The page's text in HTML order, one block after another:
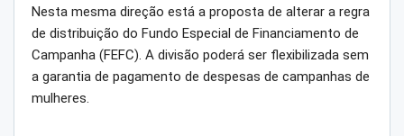
Nesta mesma direção está a proposta de alterar a regra
de distribuição do Fundo Especial de Financiamento de
Campanha (FEFC). A divisão poderá ser flexibilizada sem
a garantia de pagamento de despesas de campanhas de
mulheres.